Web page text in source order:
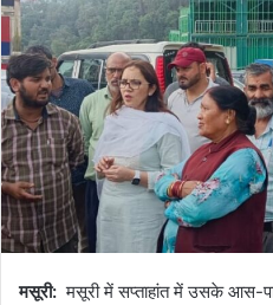
मसूरी: मसूरी में सप्ताहांत में उसके आस-